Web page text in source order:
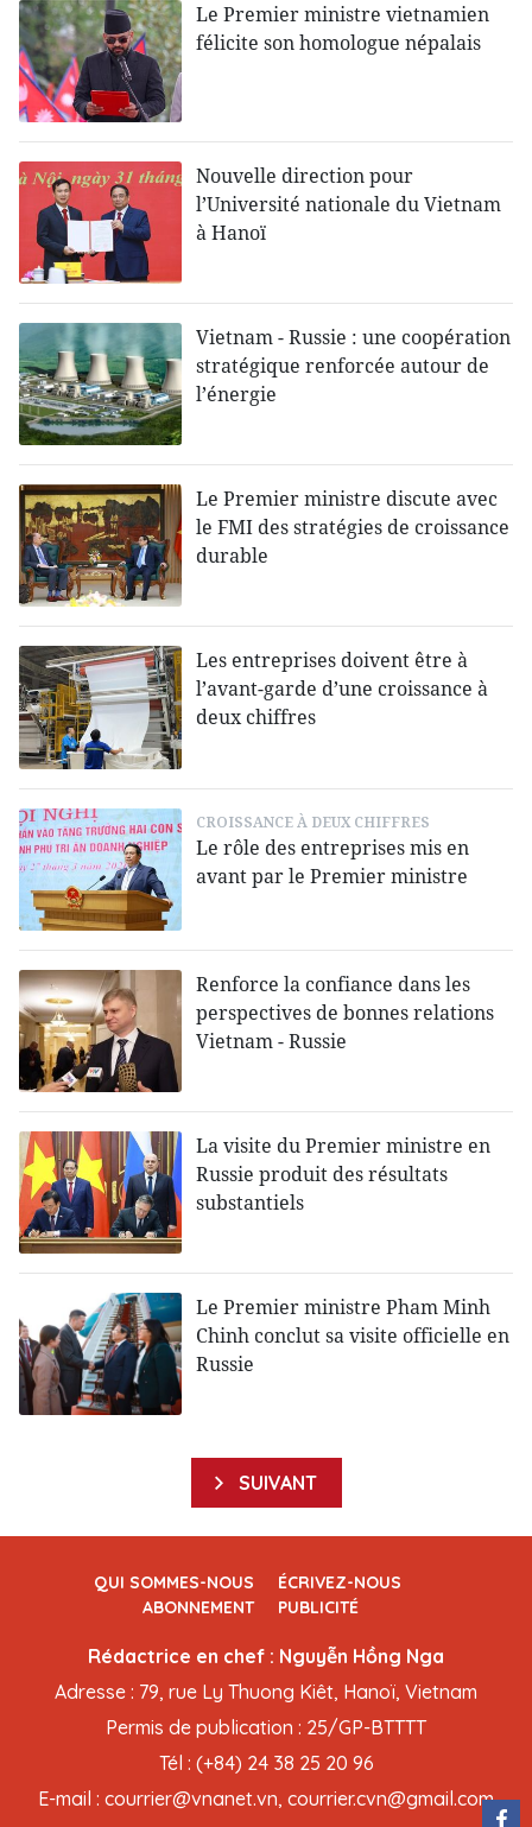
Le Premier ministre vietnamien
félicite son homologue népalais
Nouvelle direction pour
l’Université nationale du Vietnam
à Hanoï
Vietnam - Russie : une coopération
stratégique renforcée autour de
l’énergie
Le Premier ministre discute avec
le FMI des stratégies de croissance
durable
Les entreprises doivent être à
l’avant-garde d’une croissance à
deux chiffres
CROISSANCE À DEUX CHIFFRES
Le rôle des entreprises mis en
avant par le Premier ministre
Renforce la confiance dans les
perspectives de bonnes relations
Vietnam - Russie
La visite du Premier ministre en
Russie produit des résultats
substantiels
Le Premier ministre Pham Minh
Chinh conclut sa visite officielle en
Russie
SUIVANT
QUI SOMMES-NOUS
ÉCRIVEZ-NOUS
ABONNEMENT
PUBLICITÉ
Rédactrice en chef : Nguyễn Hồng Nga
Adresse : 79, rue Ly Thuong Kiêt, Hanoï, Vietnam
Permis de publication : 25/GP-BTTTT
Tél : (+84) 24 38 25 20 96
E-mail : courrier@vnanet.vn, courrier.cvn@gmail.com